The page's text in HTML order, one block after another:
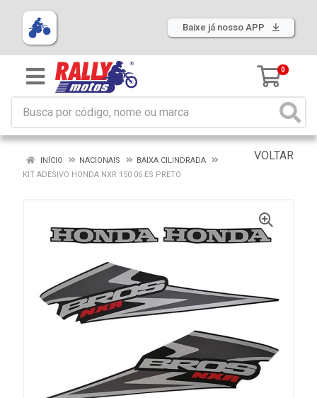
Baixe já nosso APP
0
VOLTAR
INÍCIO NACIONAIS
BAIXA CILINDRADA
KIT ADESIVO HONDA NXR 150 06 ES PRETO